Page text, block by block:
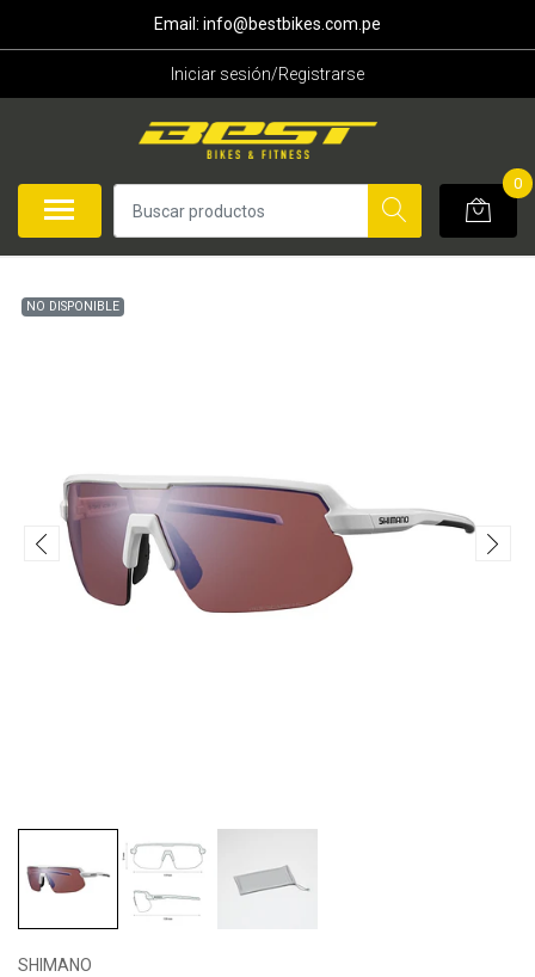
Email: info@bestbikes.com.pe
Iniciar sesión/Registrarse
0
NO DISPONIBLE
SHIMANO